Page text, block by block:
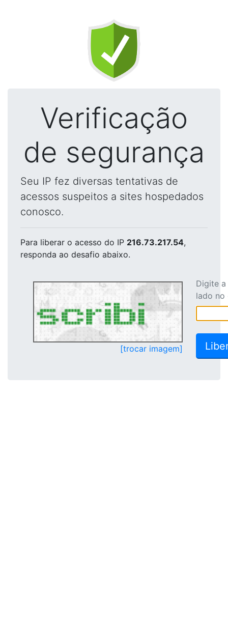
Verificação
de segurança
Seu IP fez diversas tentativas de
acessos suspeitos a sites hospedados
conosco.
Para liberar o acesso do IP 216.73.217.54,
responda ao desafio abaixo.
[trocar imagem]
Digite
lado no